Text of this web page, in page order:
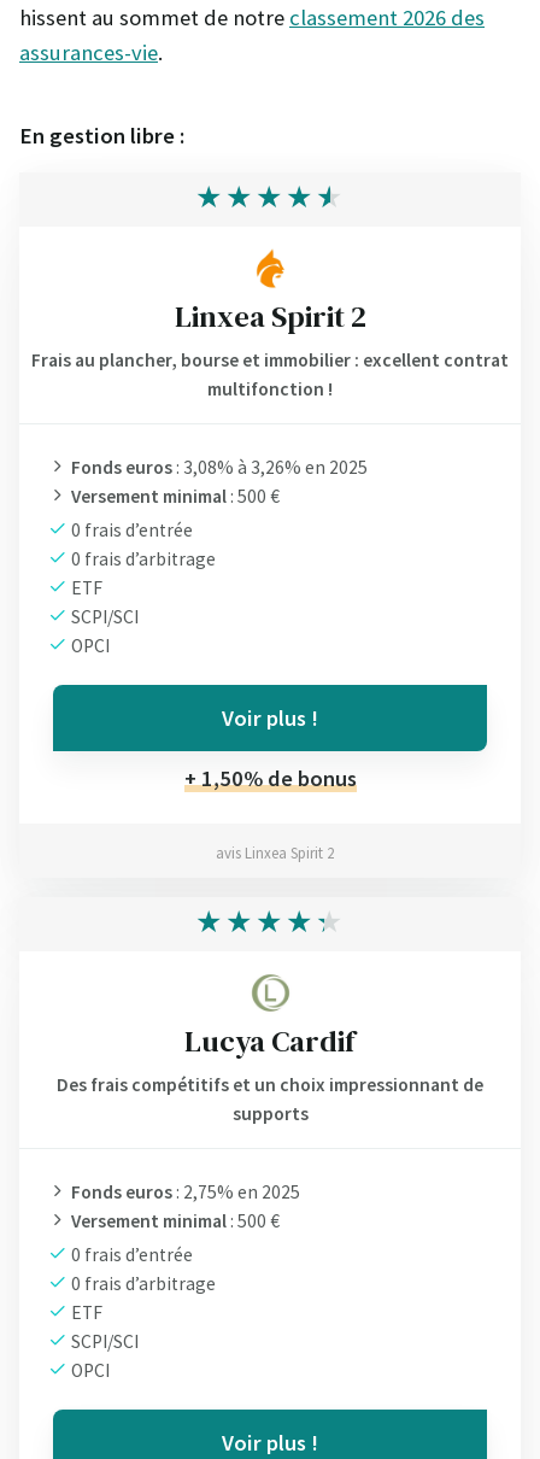
hissent au sommet de notre classement 2026 des
assurances-vie.
En gestion libre :
Linxea Spirit 2
Frais au plancher, bourse et immobilier : excellent contrat
multifonction !
Fonds euros : 3,08% à 3,26% en 2025
Versement minimal : 500 €
0 frais d’entrée
0 frais d’arbitrage
ETF
SCPI/SCI
OPCI
Voir plus !
+ 1,50% de bonus
avis Linxea Spirit 2
Lucya Cardif
Des frais compétitifs et un choix impressionnant de
supports
Fonds euros : 2,75% en 2025
Versement minimal : 500 €
0 frais d’entrée
0 frais d’arbitrage
ETF
SCPI/SCI
OPCI
Voir plus !